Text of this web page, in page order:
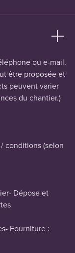
ou e-mail.
être proposée et
peuvent varier
du chantier.)
conditions (selon
Dépose et
Fourniture :